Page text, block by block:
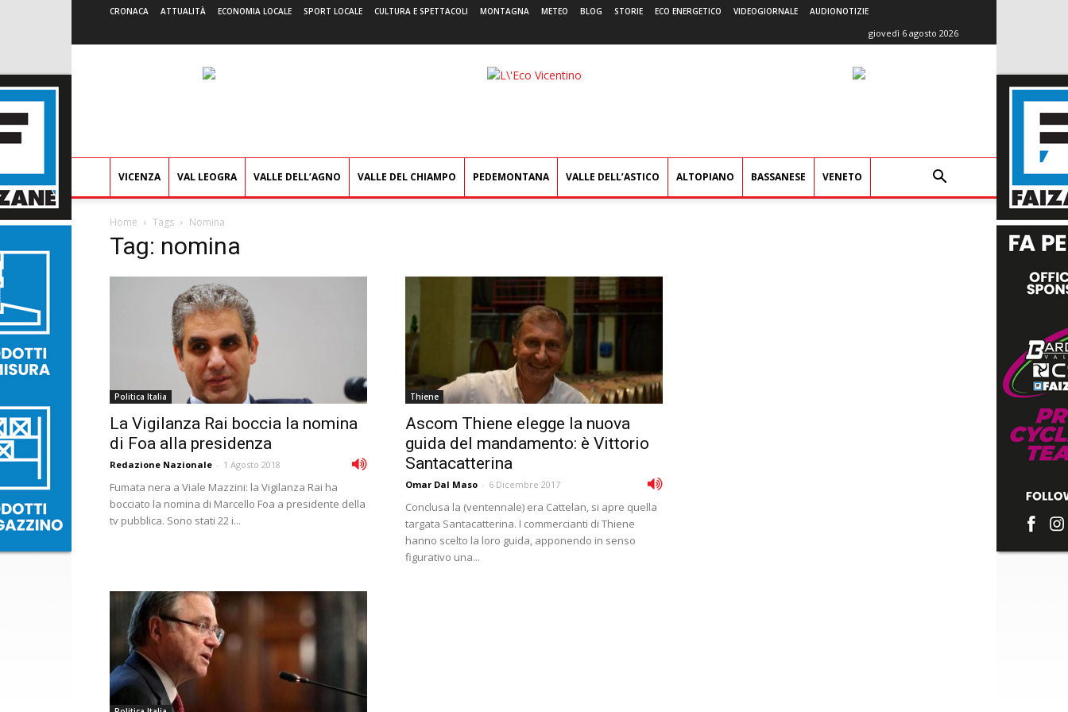
CRONACA ATTUALITÀ ECONOMIA LOCALE SPORT LOCALE CULTURA E SPETTACOLI MONTAGNA METEO BLOG STORIE ECO ENERGETICO VIDEOGIORNALE AUDIONOTIZIE
giovedì 6 agosto 2026
L'Eco
VICENZA VAL LEOGRA VALLE DELL’AGNO VALLE DEL CHIAMPO PEDEMONTANA VALLE DELL’ASTICO ALTOPIANO BASSANESE VENETO
Home Tags Nomina
Tag: nomina
Politica Italia
La Vigilanza Rai boccia la nomina
di Foa alla presidenza
Redazione Nazionale - 1 Agosto 2018
Fumata nera a Viale Mazzini: la Vigilanza Rai ha
bocciato la nomina di Marcello Foa a presidente della
tv pubblica. Sono stati 22 i...
Thiene
Ascom Thiene elegge la nuova
guida del mandamento: è Vittorio
Santacatterina
Omar Dal Maso - 6 Dicembre 2017
Conclusa la (ventennale) era Cattelan, si apre quella
targata Santacatterina. I commercianti di Thiene
hanno scelto la loro guida, apponendo in senso
figurativo una...